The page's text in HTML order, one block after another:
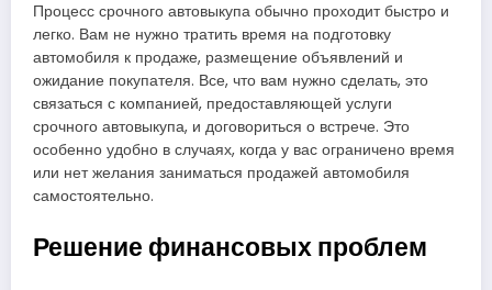
Процесс срочного автовыкупа обычно проходит быстро и
легко. Вам не нужно тратить время на подготовку
автомобиля к продаже, размещение объявлений и
ожидание покупателя. Все, что вам нужно сделать, это
связаться с компанией, предоставляющей услуги
срочного автовыкупа, и договориться о встрече. Это
особенно удобно в случаях, когда у вас ограничено время
или нет желания заниматься продажей автомобиля
самостоятельно.
Решение финансовых проблем